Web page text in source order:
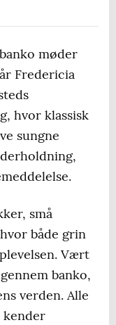
møder
Fredericia
hvor klassisk
sungne
små
både grin
Vært
banko,
verden. Alle
kender